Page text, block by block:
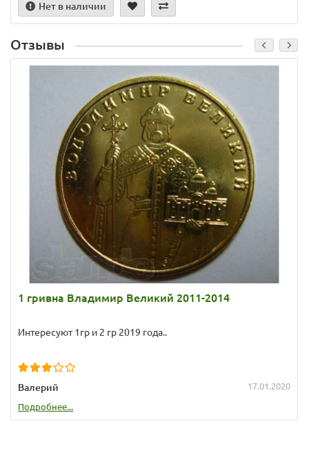
Нет в наличии
Отзывы
1 гривна Владимир Великий 2011-2014
Интересуют 1гр и 2 гр 2019 года..
Валерий 17.01.2020
Подробнее...